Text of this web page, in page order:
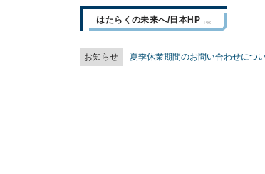
はたらくの未来へ/日本HP
お知らせ 夏季休業期間のお問い合わせにつ